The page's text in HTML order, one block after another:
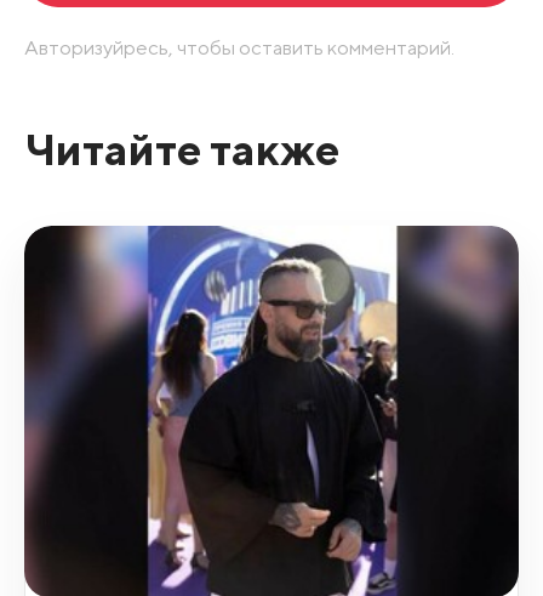
Авторизуйресь, чтобы оставить комментарий.
Читайте также